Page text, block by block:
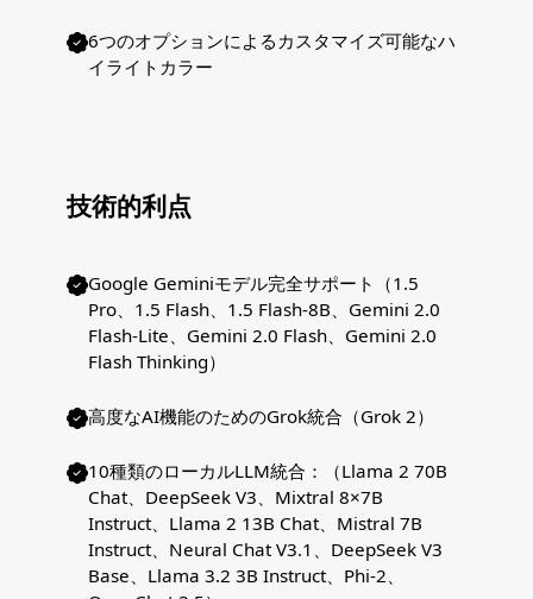
6つのオプションによるカスタマイズ可能なハ
イライトカラー
技術的利点
Google Geminiモデル完全サポート（1.5
Pro、1.5 Flash、1.5 Flash-8B、Gemini 2.0
Flash-Lite、Gemini 2.0 Flash、Gemini 2.0
Flash Thinking）
高度なAI機能のためのGrok統合（Grok 2）
10種類のローカルLLM統合：（Llama 2 70B
Chat、DeepSeek V3、Mixtral 8×7B
Instruct、Llama 2 13B Chat、Mistral 7B
Instruct、Neural Chat V3.1、DeepSeek V3
Base、Llama 3.2 3B Instruct、Phi-2、